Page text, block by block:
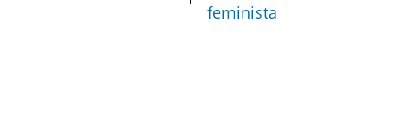
feminista